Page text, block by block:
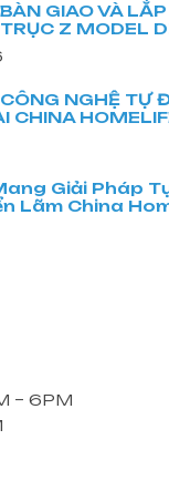
GIAO VÀ
Z MODEL
NGHỆ TỰ
CHINA
Giải Pháp
Lãm China
– 6PM